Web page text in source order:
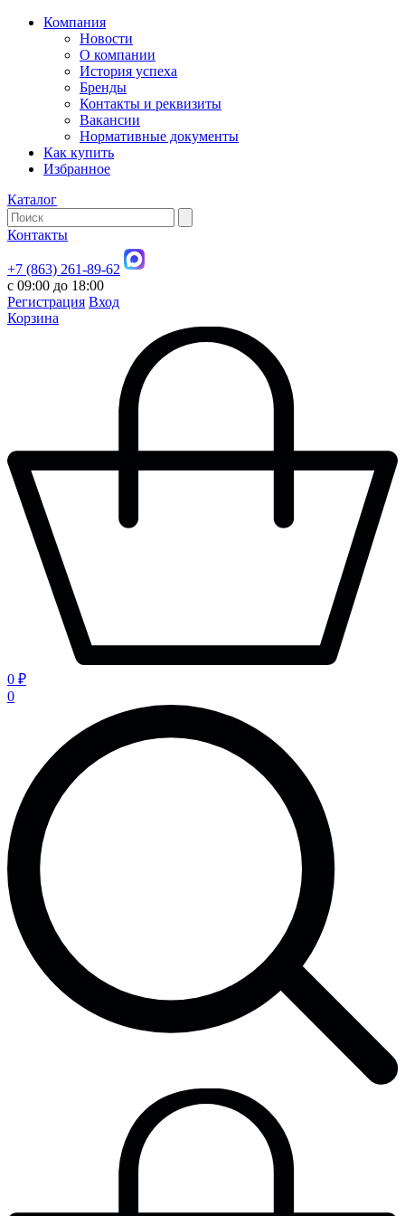
Компания
Новости
О компании
История успеха
Бренды
Контакты и реквизиты
Вакансии
Нормативные документы
Как купить
Избранное
Каталог
Контакты
+7 (863) 261-89-62
с 09:00 до 18:00
Регистрация Вход
Корзина
0 ₽
0